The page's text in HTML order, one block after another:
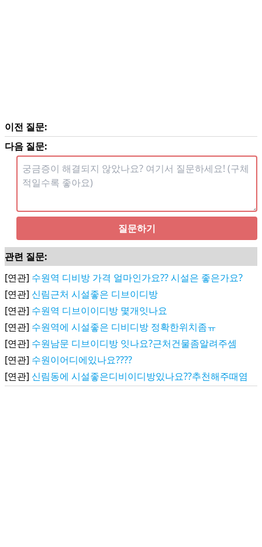
이전 질문:
다음 질문:
질문하기
관련 질문:
[연관] 수원역 디비방 가격 얼마인가요?? 시설은 좋은가요?
[연관] 신림근처 시설좋은 디브이디방
[연관] 수원역 디브이이디방 몇개잇나요
[연관] 수원역에 시설좋은 디비디방 정확한위치좀ㅠ
[연관] 수원남문 디브이디방 잇나요?근처건물좀알려주셈
[연관] 수원이어디에있나요????
[연관] 신림동에 시설좋은디비이디방있나요??추천해주때염